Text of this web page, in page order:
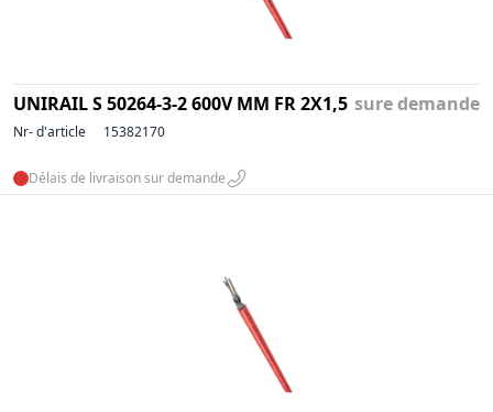
UNIRAIL S 50264-3-2 600V MM FR 2X1,5 sure demande
Nr- d'article 15382170
Délais de livraison sur demande